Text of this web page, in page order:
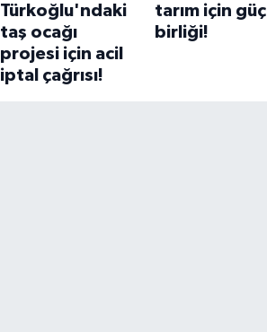
Türkoğlu'ndaki
taş ocağı
projesi için acil
iptal çağrısı!
tarım için güç
birliği!